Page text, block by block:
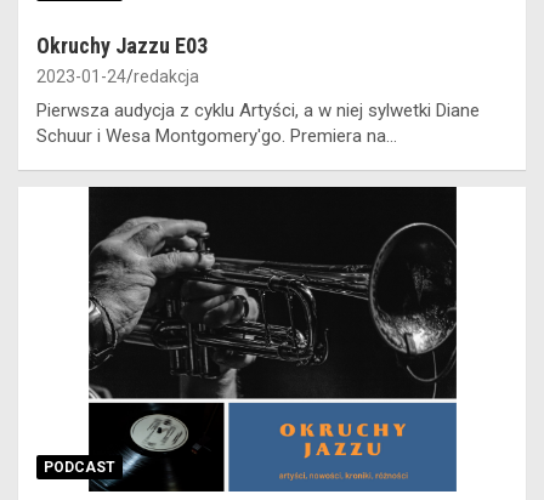
Okruchy Jazzu E03
2023-01-24 redakcja
Pierwsza audycja z cyklu Artyści, a w niej sylwetki Diane
Schuur i Wesa Montgomery'go. Premiera na…
PODCAST